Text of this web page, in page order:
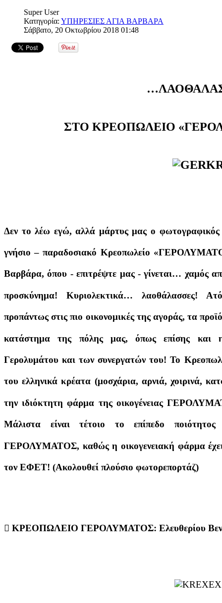
Super User
Κατηγορία: ΥΠΗΡΕΣΙΕΣ ΑΓΙΑ ΒΑΡΒΑΡΑ
Σάββατο, 20 Οκτωβρίου 2018 01:48
ΣΤΟ ΚΡΕΟΠΩΛΕΙΟ
Δεν το λέω εγώ, αλλά μάρτυς μας ο
γνήσιο – παραδοσιακό Κρεοπωλείο
Βαρβάρα, όπου - επιτρέψτε μας - γίνεται… χαμός
προσκύνημα! Κυριολεκτικά… λαοθάλασσες!
προπάντως στις πιο οικονομικές της αγοράς, τα
κατάστημα της πόλης μας, όπως επίσης και
Γερολυμάτου και των συνεργατών του! Το
του ελληνικά κρέατα (μοσχάρια, αρνιά, χοιρινά,
την ιδιόκτητη φάρμα της οικογένειας
Μάλιστα είναι τέτοιο το επίπεδο
ΓΕΡΟΛΥΜΑΤΟΣ, καθώς η οικογενειακή φάρμα έχει
τον ΕΦΕΤ! (Ακολουθεί πλούσιο φωτορεπορτάζ)
 ΚΡΕΟΠΩΛΕΙΟ ΓΕΡΟΛΥΜΑΤΟΣ: Ελευθερίου